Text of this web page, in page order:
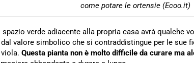
come potare le ortensie (Ecoo.it)
spazio verde adiacente alla propria casa avrà qualche
valore simbolico che si contraddistingue per le sue
Questa pianta non è molto difficile da curare ma